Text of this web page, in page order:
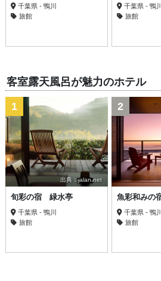
千葉県 - 鴨川
旅館
千葉県 - 鴨川
旅館
客室露天風呂が魅力のホテル
出典：jalan.net
1
旬彩の宿 緑水亭
千葉県 - 鴨川
旅館
2
魚彩和みの
千葉県 - 鴨川
旅館